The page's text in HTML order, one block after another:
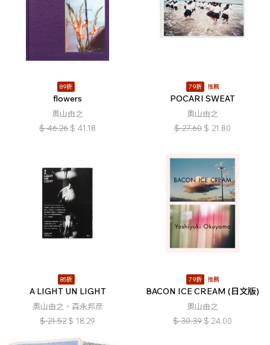
89折
flowers
奧山由之
$ 46.26 $ 41.18
79折 推薦
POCARI SWEAT
奧山由之
$ 27.60 $ 21.80
85折
A LIGHT UN LIGHT
奧山由之、森永邦彦
$ 21.52 $ 18.29
79折 推薦
BACON ICE CREAM (日文版)
奧山由之
$ 30.39 $ 24.00